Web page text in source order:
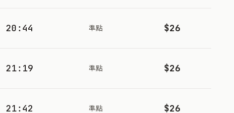
20:44 準點 $26
21:19 準點 $26
21:42 準點 $26